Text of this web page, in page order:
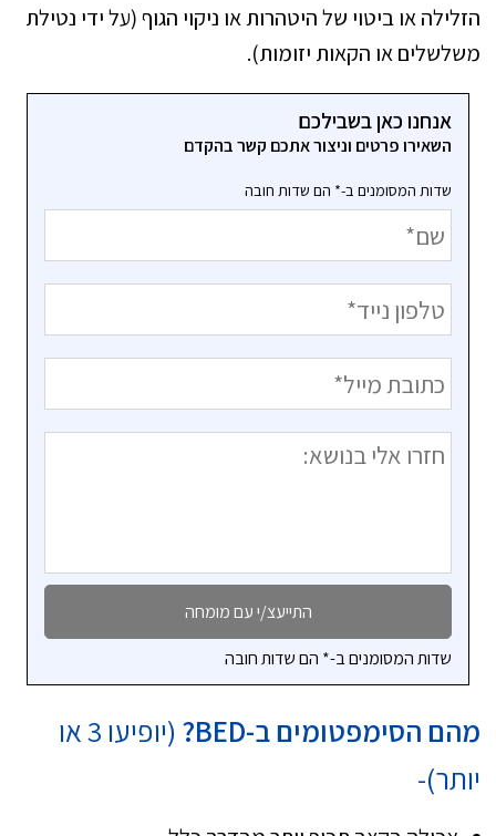
הזלילה או ביטוי של היטהרות או ניקוי הגוף (על ידי נטילת
משלשלים או הקאות יזומות).
אנחנו כאן בשבילכם
השאירו פרטים וניצור אתכם קשר בהקדם
שדות המסומנים ב-* הם שדות חובה
שדות המסומנים ב-* הם שדות חובה
מהם הסימפטומים ב-BED
?
(יופיעו 3 או
יותר)-